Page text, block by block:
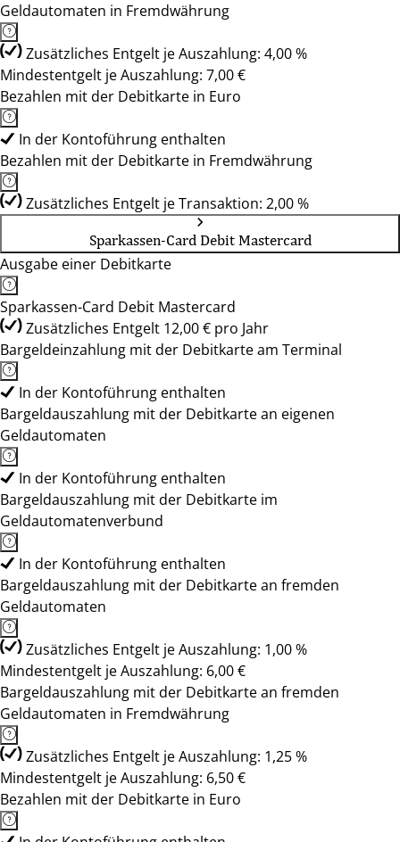
Geldautomaten in Fremdwährung
Zusätzliches Entgelt je Auszahlung: 4,00 %
Mindestentgelt je Auszahlung: 7,00 €
Bezahlen mit der Debitkarte in Euro
In der Kontoführung enthalten
Bezahlen mit der Debitkarte in Fremdwährung
Zusätzliches Entgelt je Transaktion: 2,00 %
Sparkassen-Card Debit Mastercard
Ausgabe einer Debitkarte
Sparkassen-Card Debit Mastercard
Zusätzliches Entgelt 12,00 € pro Jahr
Bargeldeinzahlung mit der Debitkarte am Terminal
In der Kontoführung enthalten
Bargeldauszahlung mit der Debitkarte an eigenen
Geldautomaten
In der Kontoführung enthalten
Bargeldauszahlung mit der Debitkarte im
Geldautomatenverbund
In der Kontoführung enthalten
Bargeldauszahlung mit der Debitkarte an fremden
Geldautomaten
Zusätzliches Entgelt je Auszahlung: 1,00 %
Mindestentgelt je Auszahlung: 6,00 €
Bargeldauszahlung mit der Debitkarte an fremden
Geldautomaten in Fremdwährung
Zusätzliches Entgelt je Auszahlung: 1,25 %
Mindestentgelt je Auszahlung: 6,50 €
Bezahlen mit der Debitkarte in Euro